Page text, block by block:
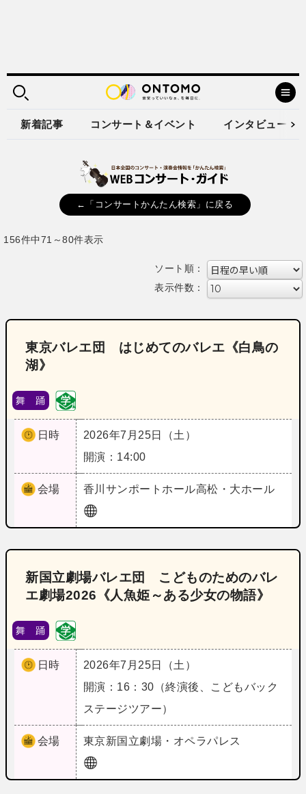
新着記事 コンサート＆イベント インタビュー
←「コンサートかんたん検索」に戻る
156件中71～80件表示
ソート順：
表示件数：
東京バレエ団 はじめてのバレエ《白鳥の
湖》
舞 踊
日時
2026年7月25日（土）
開演：14:00
会場 香川 サンポートホール高松・大ホール
新国立劇場バレエ団 こどものためのバレ
エ劇場2026《人魚姫～ある少女の物語》
舞 踊
日時
2026年7月25日（土）
開演：16：30（終演後、こどもバック
ステージツアー）
会場 東京新国立劇場・オペラパレス